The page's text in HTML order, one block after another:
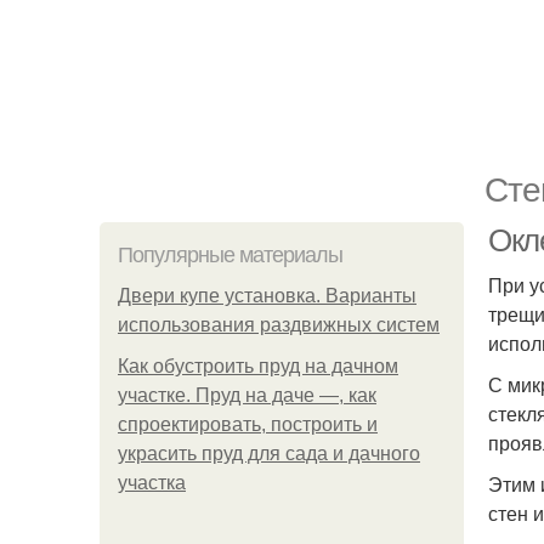
Популярные материалы
Двери купе установка. Варианты
использования раздвижных систем
Как обустроить пруд на дачном
участке. Пруд на даче —, как
спроектировать, построить и
украсить пруд для сада и дачного
участка
При
С
Этим
стен